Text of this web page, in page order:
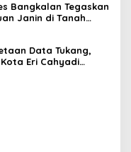
Bangkalan Tegaskan
Janin di Tanah
Data Tukang,
Eri Cahyadi